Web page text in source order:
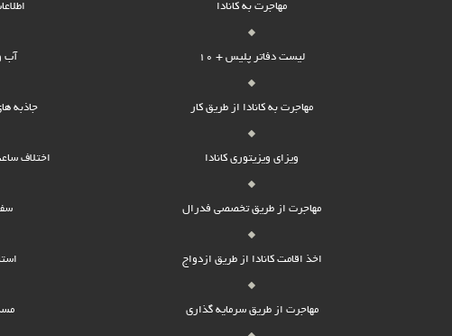
آب
جاذبه
اختلاف
مهاجرت به کانادا
لیست دفاتر پلیس + 10
مهاجرت به کانادا از طریق کار
ویزای ویزیتوری کانادا
مهاجرت از طریق تخصصی فدرال
اخذ اقامت کانادا از طریق ازدواج
مهاجرت از طریق سرمایه گذاری